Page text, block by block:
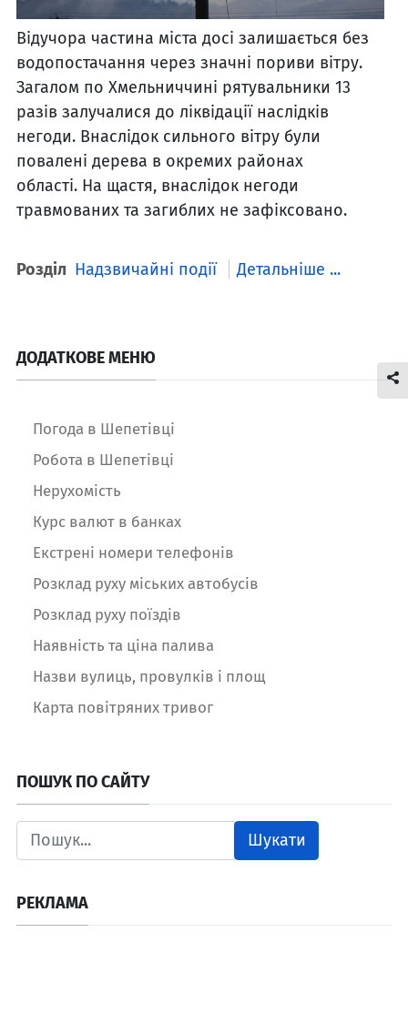
Відучора частина міста досі залишається без
водопостачання через значні пориви вітру.
Загалом по Хмельниччині рятувальники 13
разів залучалися до ліквідації наслідків
негоди. Внаслідок сильного вітру були
повалені дерева в окремих районах
області. На щастя, внаслідок негоди
травмованих та загиблих не зафіксовано.
Розділ Надзвичайні події Детальніше ...
ДОДАТКОВЕ МЕНЮ
Погода в Шепетівці
Робота в Шепетівці
Нерухомість
Курс валют в банках
Екстрені номери телефонів
Розклад руху міських автобусів
Розклад руху поїздів
Наявність та ціна палива
Назви вулиць, провулків і площ
Карта повітряних тривог
ПОШУК ПО САЙТУ
Шукати
РЕКЛАМА